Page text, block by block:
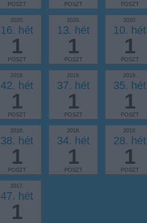
POSZT POSZT POSZT
2020.
16. hét
1
POSZT
2020.
13. hét
1
POSZT
2020.
10. hét
1
POSZT
2019.
42. hét
1
POSZT
2019.
37. hét
1
POSZT
2019.
35. hét
1
POSZT
2018.
38. hét
1
POSZT
2018.
34. hét
1
POSZT
2018.
28. hét
1
POSZT
2017.
47. hét
1